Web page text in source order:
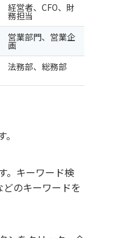
経営者、CFO、財
務担当
営業部門、営業企
画
法務部、総務部
。キーワード検
のキーワードを